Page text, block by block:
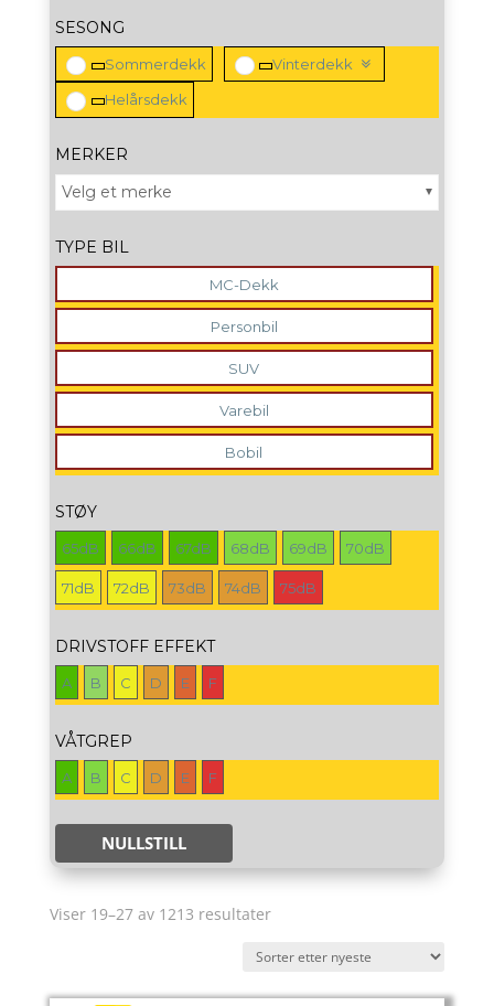
SESONG
Sommerdekk Vinterdekk
Helårsdekk
MERKER
Velg et merke
TYPE BIL
MC-Dekk
Personbil
SUV
Varebil
Bobil
STØY
65dB 66dB 67dB 68dB 69dB 70dB
71dB 72dB 73dB 74dB 75dB
DRIVSTOFF EFFEKT
A B C D E F
VÅTGREP
A B C D E F
NULLSTILL
Viser 19–27 av 1213 resultaterSortert
nyeste